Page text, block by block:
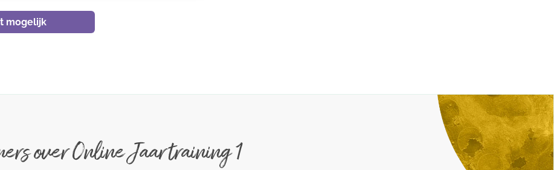
mogelijk
over Online Jaartraining 1